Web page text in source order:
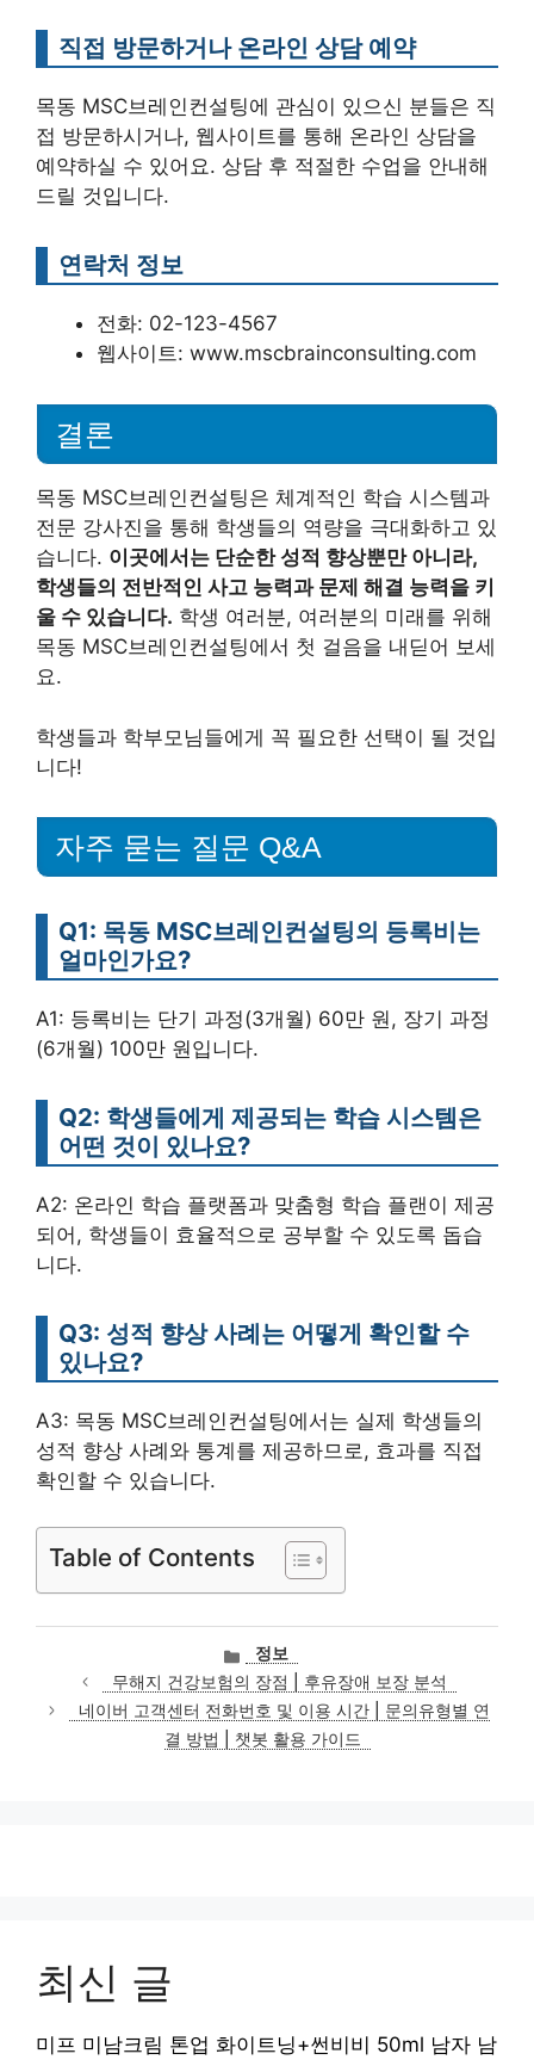
직접 방문하거나 온라인 상담 예약
목동 MSC브레인컨설팅에 관심이 있으신 분들은 직
접 방문하시거나, 웹사이트를 통해 온라인 상담을
예약하실 수 있어요. 상담 후 적절한 수업을 안내해
드릴 것입니다.
연락처 정보
전화: 02-123-4567
웹사이트: www.mscbrainconsulting.com
결론
목동 MSC브레인컨설팅은 체계적인 학습 시스템과
전문 강사진을 통해 학생들의 역량을 극대화하고 있
습니다. 이곳에서는 단순한 성적 향상뿐만 아니라,
학생들의 전반적인 사고 능력과 문제 해결 능력을 키
울 수 있습니다. 학생 여러분, 여러분의 미래를 위해
목동 MSC브레인컨설팅에서 첫 걸음을 내딛어 보세
요.
학생들과 학부모님들에게 꼭 필요한 선택이 될 것입
니다!
자주 묻는 질문 Q&A
Q1: 목동 MSC브레인컨설팅의 등록비는
얼마인가요?
A1: 등록비는 단기 과정(3개월) 60만 원, 장기 과정
(6개월) 100만 원입니다.
Q2: 학생들에게 제공되는 학습 시스템은
어떤 것이 있나요?
A2: 온라인 학습 플랫폼과 맞춤형 학습 플랜이 제공
되어, 학생들이 효율적으로 공부할 수 있도록 돕습
니다.
Q3: 성적 향상 사례는 어떻게 확인할 수
있나요?
A3: 목동 MSC브레인컨설팅에서는 실제 학생들의
성적 향상 사례와 통계를 제공하므로, 효과를 직접
확인할 수 있습니다.
Table of Contents
카
테
고
리
정보
무해지 건강보험의 장점 | 후유장애 보장 분석
네이버 고객센터 전화번호 및 이용 시간 | 문의유형별 연
결 방법 | 챗봇 활용 가이드
최신 글
미프 미남크림 톤업 화이트닝+썬비비 50ml 남자 남